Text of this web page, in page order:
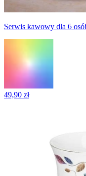
Serwis kawowy dla 6
49,90 zł